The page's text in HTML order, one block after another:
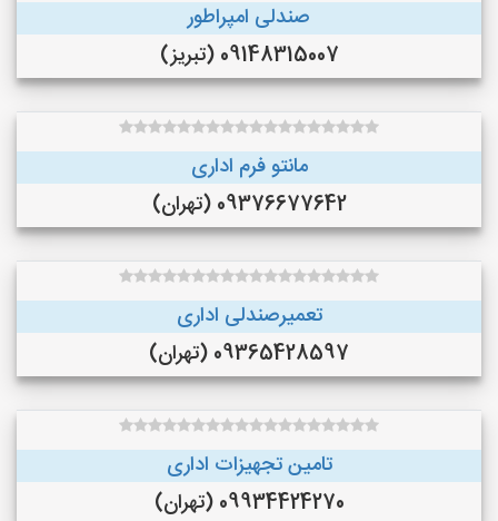
صندلی امپراطور
09148315007 (تبریز)
مانتو فرم اداری
09376677642 (تهران)
تعمیرصندلی اداری
09365428597 (تهران)
تامین تجهیزات اداری
09934424270 (تهران)